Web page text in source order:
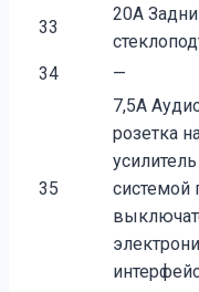
33
20А
34
—
35
7,5A
розетка
системой